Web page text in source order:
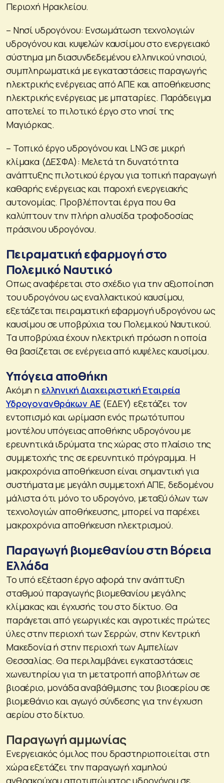
Περιοχή Ηρακλείου.
– Νησί υδρογόνου: Ενσωμάτωση τεχνολογιών
υδρογόνου και κυψελών καυσίμου στο ενεργειακό
σύστημα μη διασυνδεδεμένου ελληνικού νησιού,
συμπληρωματικά με εγκαταστάσεις παραγωγής
ηλεκτρικής ενέργειας από ΑΠΕ και αποθήκευσης
ηλεκτρικής ενέργειας με μπαταρίες. Παράδειγμα
αποτελεί το πιλοτικό έργο στο νησί της
Μαγιόρκας.
– Τοπικό έργο υδρογόνου και LNG σε μικρή
κλίμακα (ΔΕΣΦΑ): Mελετά τη δυνατότητα
ανάπτυξης πιλοτικού έργου για τοπική παραγωγή
καθαρής ενέργειας και παροχή ενεργειακής
αυτονομίας. Προβλέπονται έργα που θα
καλύπτουν την πλήρη αλυσίδα τροφοδοσίας
πράσινου υδρογόνου.
Πειραματική εφαρμογή στο
Πολεμικό Ναυτικό
Οπως αναφέρεται στο σχέδιο για την αξιοποίηση
του υδρογόνου ως εναλλακτικού καυσίμου,
εξετάζεται πειραματική εφαρμογή υδρογόνου ως
καυσίμου σε υποβρύχια του Πολεμικού Ναυτικού.
Τα υποβρύχια έχουν ηλεκτρική πρόωση η οποία
θα βασίζεται σε ενέργεια από κυψέλες καυσίμου.
Υπόγεια αποθήκη
Ακόμη η ελληνική Διαχειριστική Εταιρεία
Υδρογονανθράκων ΑΕ (ΕΔΕΥ) εξετάζει τον
εντοπισμό και ωρίμαση ενός πρωτότυπου
μοντέλου υπόγειας αποθήκης υδρογόνου με
ερευνητικά ιδρύματα της χώρας στο πλαίσιο της
συμμετοχής της σε ερευνητικό πρόγραμμα. Η
μακροχρόνια αποθήκευση είναι σημαντική για
συστήματα με μεγάλη συμμετοχή ΑΠΕ, δεδομένου
μάλιστα ότι μόνο το υδρογόνο, μεταξύ όλων των
τεχνολογιών αποθήκευσης, μπορεί να παρέχει
μακροχρόνια αποθήκευση ηλεκτρισμού.
Παραγωγή βιομεθανίου στη Βόρεια
Ελλάδα
Το υπό εξέταση έργο αφορά την ανάπτυξη
σταθμού παραγωγής βιομεθανίου μεγάλης
κλίμακας και έγχυσής του στο δίκτυο. Θα
παράγεται από γεωργικές και αγροτικές πρώτες
ύλες στην περιοχή των Σερρών, στην Κεντρική
Μακεδονία ή στην περιοχή των Αμπελίων
Θεσσαλίας. Θα περιλαμβάνει εγκαταστάσεις
χωνευτηρίου για τη μετατροπή αποβλήτων σε
βιοαέριο, μονάδα αναβάθμισης του βιοαερίου σε
βιομεθάνιο και αγωγό σύνδεσης για την έγχυση
αερίου στο δίκτυο.
Παραγωγή αμμωνίας
Ενεργειακός όμιλος που δραστηριοποιείται στη
χώρα εξετάζει την παραγωγή χαμηλού